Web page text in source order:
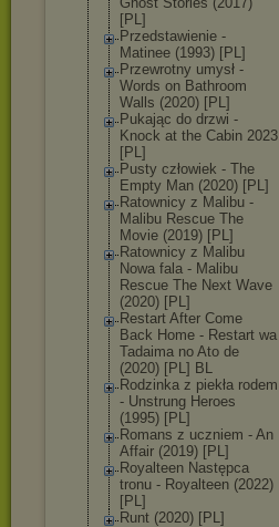
[PL]
Przedstawienie -
Matinee (1993) [PL]
Przewrotny umysł -
Words on Bathroom
Walls (2020) [PL]
Pukając do drzwi -
Knock at the Cabin 2023
[PL]
Pusty człowiek - The
Empty Man (2020) [PL]
Ratownicy z Malibu -
Malibu Rescue The
Movie (2019) [PL]
Ratownicy z Malibu
Nowa fala - Malibu
Rescue The Next Wave
(2020) [PL]
Restart After Come
Back Home - Restart wa
Tadaima no Ato de
(2020) [PL] BL
Rodzinka z piekła rodem
- Unstrung Heroes
(1995) [PL]
Romans z uczniem - An
Affair (2019) [PL]
Royalteen Następca
tronu - Royalteen (2022)
[PL]
Runt (2020) [PL]